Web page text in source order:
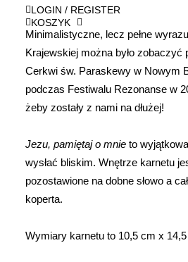
LOGIN / REGISTER
KOSZYK
Minimalistyczne, lecz pełne
Krajewskiej można było
Cerkwi św. Paraskewy w Nowym
podczas Festiwalu Rezonanse w
żeby zostały z nami na dłużej!
Jezu, pamiętaj o mnie to
wysłać bliskim. Wnętrze karnetu
pozostawione na dobne słowo a
koperta.
Wymiary karnetu to 10,5 cm x